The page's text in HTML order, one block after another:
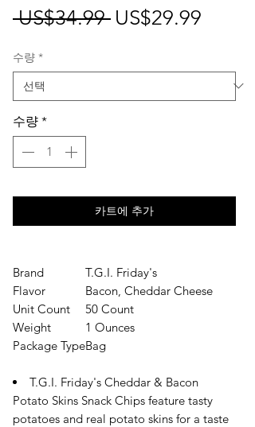
US$34.99 일
가
US$29.99
가
수량 *
수량 *
카트에 추가
Brand
T.G.I. Friday's
Flavor
Bacon, Cheddar Cheese
Unit Count
50 Count
Weight
1 Ounces
Package TypeBag
T.G.I. Friday's Cheddar & Bacon
Potato Skins Snack Chips feature tasty
potatoes and real potato skins for a taste